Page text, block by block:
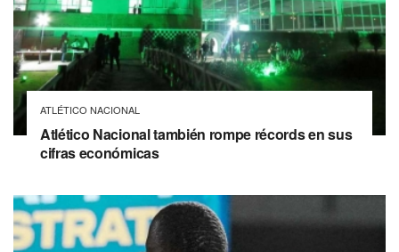
ATLÉTICO NACIONAL
Atlético Nacional también rompe récords en sus
cifras económicas